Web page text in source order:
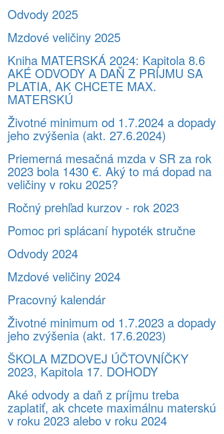
Odvody 2025
Mzdové veličiny 2025
Kniha MATERSKÁ 2024: Kapitola 8.6
AKÉ ODVODY A DAŇ Z PRÍJMU SA
PLATIA, AK CHCETE MAX.
MATERSKÚ
Životné minimum od 1.7.2024 a dopady
jeho zvýšenia (akt. 27.6.2024)
Priemerná mesačná mzda v SR za rok
2023 bola 1430 €. Aký to má dopad na
veličiny v roku 2025?
Ročný prehľad kurzov - rok 2023
Pomoc pri splácaní hypoték stručne
Odvody 2024
Mzdové veličiny 2024
Pracovný kalendár
Životné minimum od 1.7.2023 a dopady
jeho zvýšenia (akt. 17.6.2023)
ŠKOLA MZDOVEJ ÚČTOVNÍČKY
2023, Kapitola 17. DOHODY
Aké odvody a daň z príjmu treba
zaplatiť, ak chcete maximálnu materskú
v roku 2023 alebo v roku 2024